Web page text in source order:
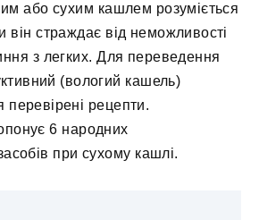
або сухим кашлем розуміється
він страждає від неможливості
з легких. Для переведення
(вологий кашель)
перевірені рецепти.
6 народних
при сухому кашлі.